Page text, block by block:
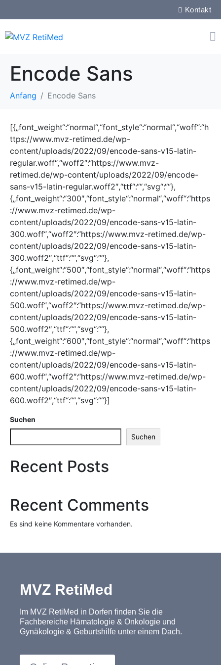
Kontakt
Encode Sans
Anfang Encode Sans
[{„font_weight“:“normal“,“font_style“:“normal“,“woff“:“h
ttps://www.mvz-retimed.de/wp-
content/uploads/2022/09/encode-sans-v15-latin-
regular.woff“,“woff2″:“https://www.mvz-
retimed.de/wp-content/uploads/2022/09/encode-
sans-v15-latin-regular.woff2″,“ttf“:““,“svg“:““},
{„font_weight“:“300″,“font_style“:“normal“,“woff“:“https
://www.mvz-retimed.de/wp-
content/uploads/2022/09/encode-sans-v15-latin-
300.woff“,“woff2″:“https://www.mvz-retimed.de/wp-
content/uploads/2022/09/encode-sans-v15-latin-
300.woff2″,“ttf“:““,“svg“:““},
{„font_weight“:“500″,“font_style“:“normal“,“woff“:“https
://www.mvz-retimed.de/wp-
content/uploads/2022/09/encode-sans-v15-latin-
500.woff“,“woff2″:“https://www.mvz-retimed.de/wp-
content/uploads/2022/09/encode-sans-v15-latin-
500.woff2″,“ttf“:““,“svg“:““},
{„font_weight“:“600″,“font_style“:“normal“,“woff“:“https
://www.mvz-retimed.de/wp-
content/uploads/2022/09/encode-sans-v15-latin-
600.woff“,“woff2″:“https://www.mvz-retimed.de/wp-
content/uploads/2022/09/encode-sans-v15-latin-
600.woff2″,“ttf“:““,“svg“:““}]
Suchen
Suchen
Recent Posts
Recent Comments
Es sind keine Kommentare vorhanden.
MVZ RetiMed
Im MVZ RetiMed in Dorfen finden Sie die
Fachbereiche Hämatologie & Onkologie und
Gynäkologie & Geburtshilfe unter einem Dach.